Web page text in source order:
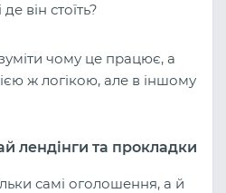
він стоїть?
чому це працює, а
ж логікою, але в іншому
лендінги та прокладки
самі оголошення, а й